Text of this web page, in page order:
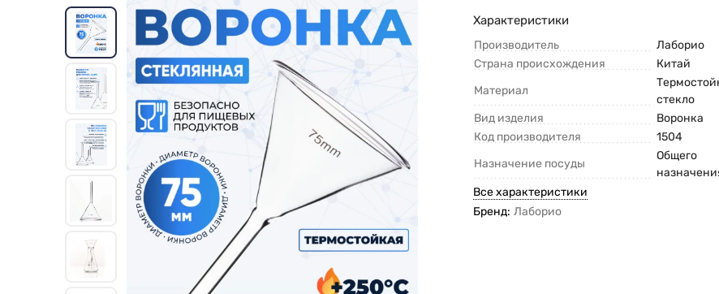
Характеристики
Производитель
Лаборио
Страна происхождения
Китай
Материал
стекло
Вид изделия
Воронка
Код производителя
1504
Назначение посуды
Общего
Все характеристики
Бренд: Лаборио